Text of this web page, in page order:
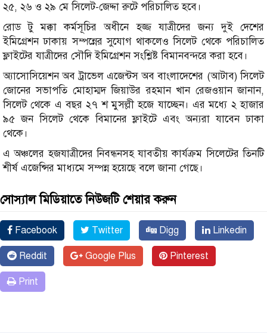
২৫, ২৬ ও ২৯ মে সিলেট-জেদ্দা রুটে পরিচালিত হবে।
রোড টু মক্কা কর্মসূচির অধীনে হজ্জ যাত্রীদের জন্য দুই দেশের
ইমিগ্রেশন ঢাকায় সম্পন্নের সুযোগ থাকলেও সিলেট থেকে পরিচালিত
ফ্লাইটের যাত্রীদের সৌদি ইমিগ্রেশন সংশ্লিষ্ট বিমানবন্দরে করা হবে।
অ্যাসোসিয়েশন অব ট্রাভেল এজেন্টস অব বাংলাদেশের (আটাব) সিলেট
জোনের সভাপতি মোহাম্মদ জিয়াউর রহমান খান রেজওয়ান জানান,
সিলেট থেকে এ বছর ২৭ শ মুসল্লী হজে যাচ্ছেন। এর মধ্যে ২ হাজার
৯৫ জন সিলেট থেকে বিমানের ফ্লাইটে এবং অন্যরা যাবেন ঢাকা
থেকে।
এ অঞ্চলের হজযাত্রীদের নিবন্ধনসহ যাবতীয় কার্যক্রম সিলেটের তিনটি
শীর্ষ এজেন্সির মাধ্যমে সম্পন্ন হয়েছে বলে জানা গেছে।
সোস্যাল মিডিয়াতে নিউজটি শেয়ার করুন
Facebook Twitter Digg Linkedin
Reddit Google Plus Pinterest
Print